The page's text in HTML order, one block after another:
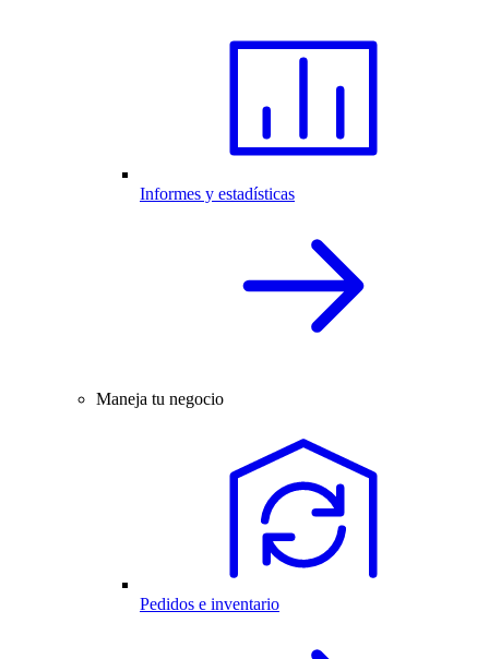
Informes y estadísticas
Maneja tu negocio
Pedidos e inventario